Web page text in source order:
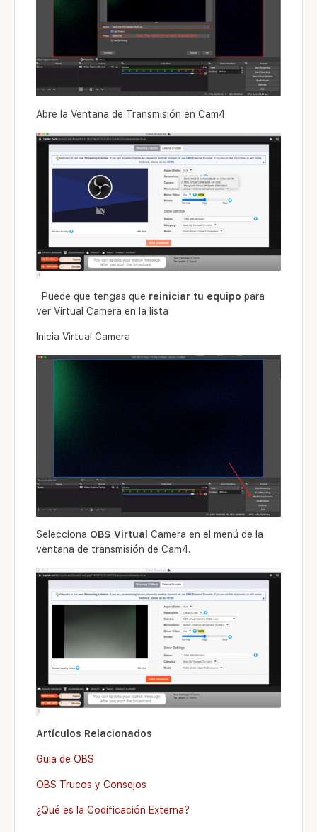
Abre la Ventana de Transmisión en Cam4.
Puede que tengas que reiniciar tu equipo para
ver Virtual Camera en la lista
Inicia Virtual Camera
Selecciona OBS Virtual Camera en el menú de la
ventana de transmisión de Cam4.
Artículos Relacionados
Guia de OBS
OBS Trucos y Consejos
¿Qué es la Codificación Externa?